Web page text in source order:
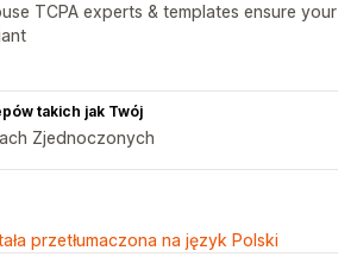
TCPA experts & templates ensure your
takich jak Twój
Zjednoczonych
przetłumaczona na język Polski